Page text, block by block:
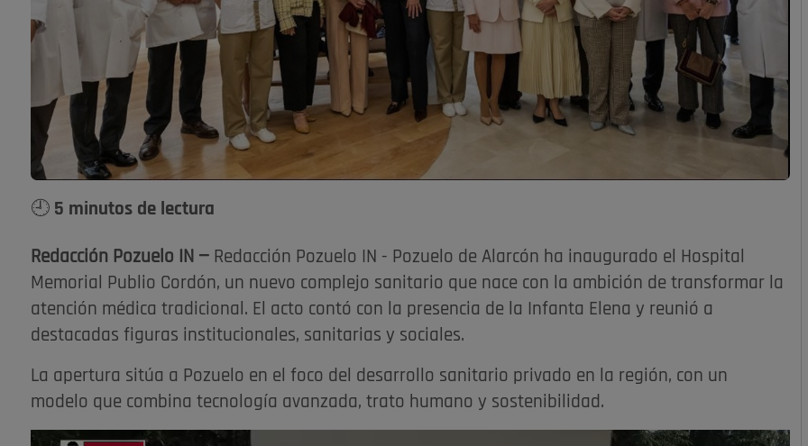
🕘 5 minutos de lectura
Redacción Pozuelo IN — Redacción Pozuelo IN - Pozuelo de Alarcón ha inaugurado el Hospital
Memorial Publio Cordón, un nuevo complejo sanitario que nace con la ambición de transformar la
atención médica tradicional. El acto contó con la presencia de la Infanta Elena y reunió a
destacadas figuras institucionales, sanitarias y sociales.
La apertura sitúa a Pozuelo en el foco del desarrollo sanitario privado en la región, con un
modelo que combina tecnología avanzada, trato humano y sostenibilidad.